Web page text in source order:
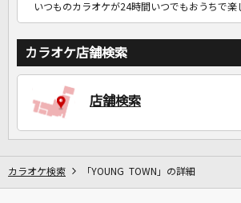
いつものカラオケが24時間いつでもおうちで楽
カラオケ店舗検索
店舗検索
カラオケ検索 「YOUNG TOWN」の詳細